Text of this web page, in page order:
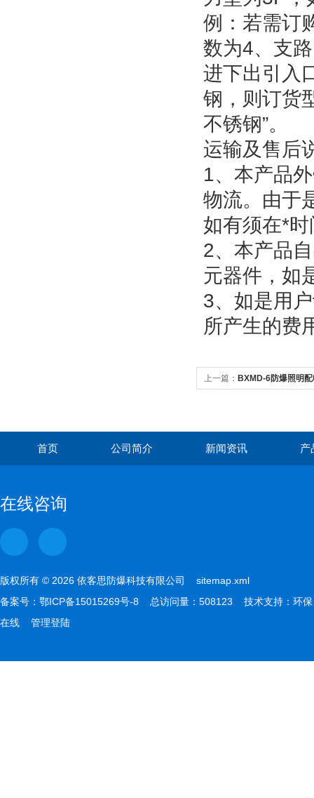
例：若需订
数为4、支
进下出引入
钢，则订货
不锈钢”。
运输及售后
1、本产品
物流。由于
如有须在*
2、本产品
元器件，如
3、如是用
所产生的费
上一篇： BXMD-6防爆照明
首页 公司简介 新闻资讯 产
在线咨询
版权所有 © 2026 依客思防爆科技有限公司 sitemap.xml
备案号： 鄂ICP备15015269号-8 总访问量：508123 技术支持： 环保
在线
管理登陆